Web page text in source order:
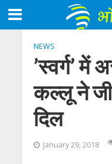
NEWS
’स्वर्ग’ में
कल्लू ने
दिल
January 29, 2018